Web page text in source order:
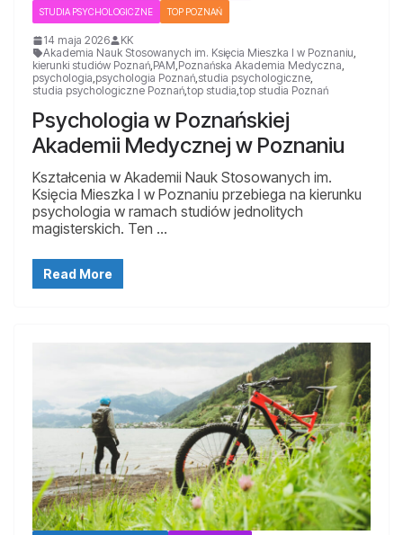
STUDIA PSYCHOLOGICZNE TOP POZNAŃ
14 maja 2026
KK
Akademia Nauk Stosowanych im. Księcia Mieszka I w Poznaniu
kierunki studiów Poznań PAM Poznańska Akademia Medyczna
psychologia psychologia Poznań studia psychologiczne
studia psychologiczne Poznań top studia top studia Poznań
Psychologia w Poznańskiej
Akademii Medycznej w Poznaniu
Kształcenia w Akademii Nauk Stosowanych im.
Księcia Mieszka I w Poznaniu przebiega na kierunku
psychologia w ramach studiów jednolitych
magisterskich. Ten …
Read More